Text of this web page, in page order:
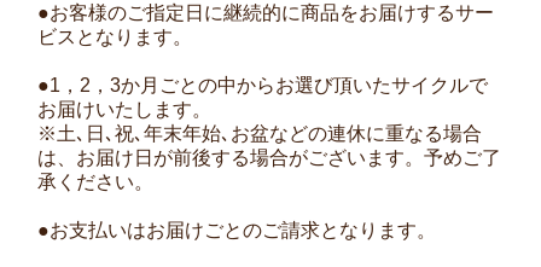
●お客様のご指定日に継続的に商品をお届けするサー
ビスとなります。
●1，2，3か月ごとの中からお選び頂いたサイクルで
お届けいたします。
※土､日､祝､年末年始､お盆などの連休に重なる場合
は、お届け日が前後する場合がございます。予めご了
承ください。
●お支払いはお届けごとのご請求となります。